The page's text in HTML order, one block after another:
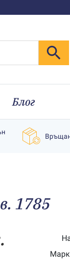
Блог
1785